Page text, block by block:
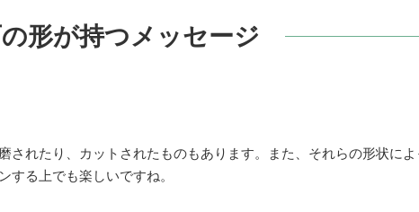
形が持つメッセージ
れたり、カットされたものもあります。また、それらの形状に
る上でも楽しいですね。